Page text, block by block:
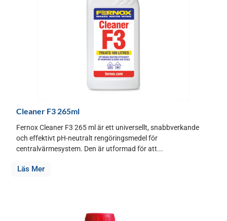
Cleaner F3 265ml
Fernox Cleaner F3 265 ml är ett universellt, snabbverkande
och effektivt pH-neutralt rengöringsmedel för
centralvärmesystem. Den är utformad för att...
Läs Mer